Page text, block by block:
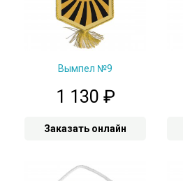
Вымпел №9
1 130 ₽
Заказать онлайн